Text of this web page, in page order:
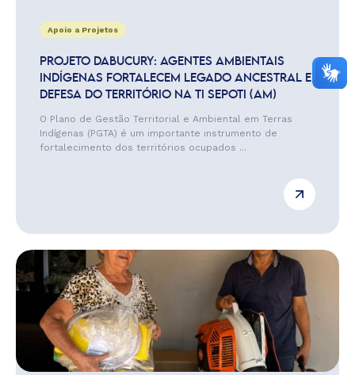
Apoio a Projetos
PROJETO DABUCURY: AGENTES AMBIENTAIS
INDÍGENAS FORTALECEM LEGADO ANCESTRAL E
DEFESA DO TERRITÓRIO NA TI SEPOTI (AM)
O Plano de Gestão Territorial e Ambiental em Terras
Indígenas (PGTA) é um importante instrumento de
fortalecimento dos territórios ocupados ...